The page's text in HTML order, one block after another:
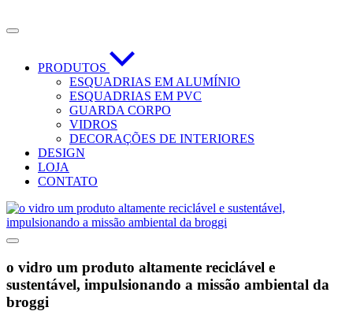
PRODUTOS
ESQUADRIAS EM ALUMÍNIO
ESQUADRIAS EM PVC
GUARDA CORPO
VIDROS
DECORAÇÕES DE INTERIORES
DESIGN
LOJA
CONTATO
o vidro um produto altamente reciclável e
sustentável, impulsionando a missão ambiental da
broggi